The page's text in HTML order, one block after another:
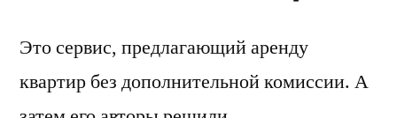
Это сервис, предлагающий аренду
квартир без дополнительной комиссии. А